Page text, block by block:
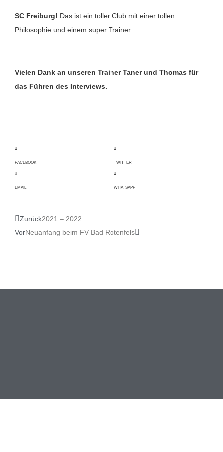
SC Freiburg! Das ist ein toller Club mit einer tollen
Philosophie und einem super Trainer.
Vielen Dank an unseren Trainer Taner und Thomas für
das Führen des Interviews.
FACEBOOK TWITTER
EMAIL WHATSAPP
Zurück2021 – 2022
VorNeuanfang beim FV Bad Rotenfels